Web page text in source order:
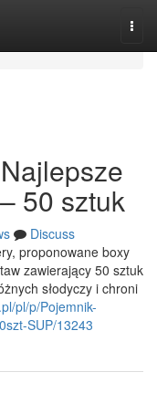
50 sztuk
Discuss
proponowane boxy
zawierający 50 sztuk
słodyczy i chroni
pl/p/Pojemnik-
SUP/13243